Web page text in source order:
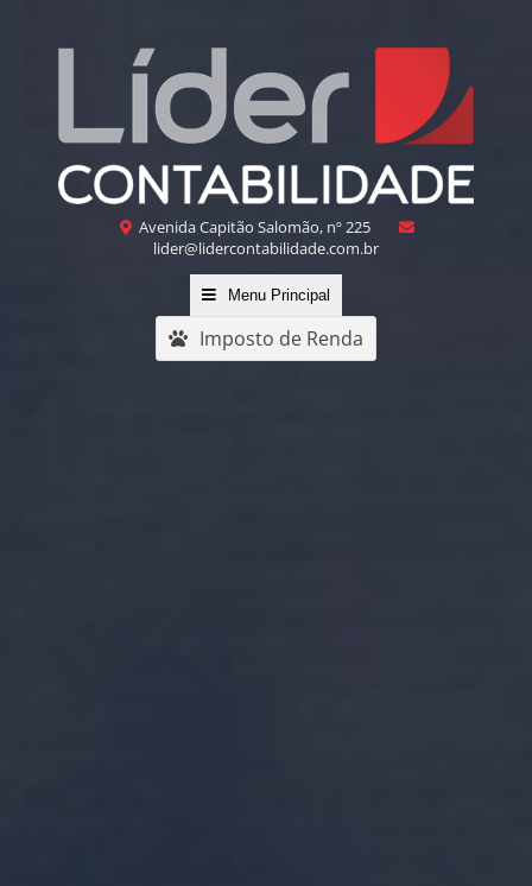
Avenida Capitão Salomão, nº 225
lider@lidercontabilidade.com.br
Menu Principal
Imposto de Renda